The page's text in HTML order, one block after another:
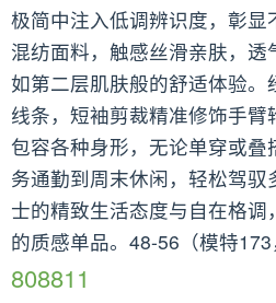
极简中注入低调辨识度，彰显
混纺面料，触感丝滑亲肤，
如第二层肌肤般的舒适体验。
线条，短袖剪裁精准修饰手臂
包容各种身形，无论单穿或叠
务通勤到周末休闲，轻松驾驭
士的精致生活态度与自在格
的质感单品。48-56（模特173
808811